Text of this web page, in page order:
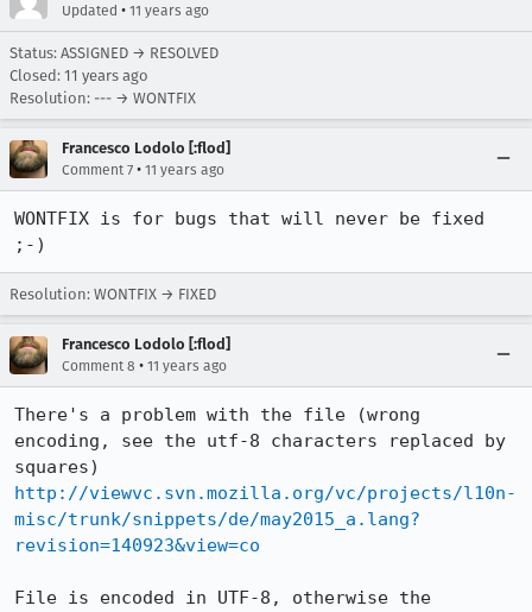
Updated • 11 years ago
Status: ASSIGNED → RESOLVED
Closed: 11 years ago
Resolution: --- → WONTFIX
Francesco Lodolo [:flod]
Comment 7 • 11 years ago
WONTFIX is for bugs that will never be fixed
;-)
Resolution: WONTFIX → FIXED
Francesco Lodolo [:flod]
Comment 8 • 11 years ago
There's a problem with the file (wrong
encoding, see the utf-8 characters replaced by
http://viewvc.svn.mozilla.org/vc/projects/l10n-
misc/trunk/snippets/de/may2015_a.lang?
revision=140923&view=co
File is encoded in UTF-8, otherwise the